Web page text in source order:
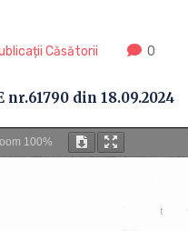
Căsătorii 0
nr.61790 din 18.09.2024
100%